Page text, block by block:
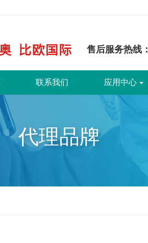
售后服务热线：
联系我们 应用中心
代理品牌